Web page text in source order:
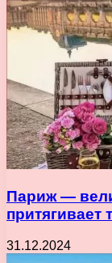
Париж —
притягивает
31.12.2024